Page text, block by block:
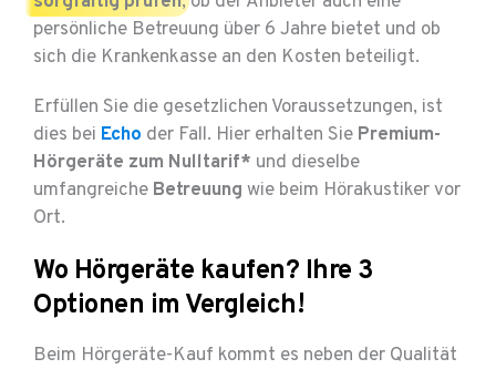
persönliche Betreuung über 6 Jahre bietet und ob
sich die Krankenkasse an den Kosten beteiligt.
Erfüllen Sie die gesetzlichen Voraussetzungen, ist
dies bei Echo der Fall. Hier erhalten Sie Premium-
Hörgeräte zum Nulltarif* und dieselbe
umfangreiche Betreuung wie beim Hörakustiker vor
Ort.
Wo Hörgeräte kaufen? Ihre 3
Optionen im Vergleich!
Beim Hörgeräte-Kauf kommt es neben der Qualität